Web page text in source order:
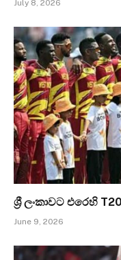
July 8, 2026
ශ්‍රී ලංකාවට එරෙහි
June 9, 2026